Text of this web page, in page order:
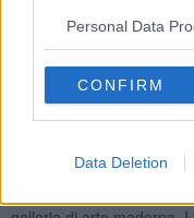
Personal Data
CONFIRM
Data Deletion
passeggero che con lui
per abbreviare la strada
un attimo e Giuseppe e
di camionette di polizia.
alleggerimento dei
Di lì a poco Giuseppe e
affiancati e scappare